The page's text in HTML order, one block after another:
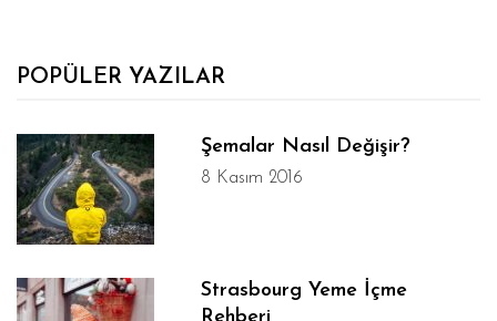
POPÜLER YAZILAR
Şemalar Nasıl Değişir?
8 Kasım 2016
Strasbourg Yeme İçme